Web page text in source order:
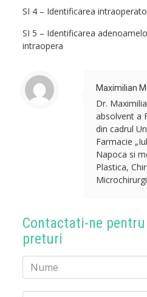
SI 4 – Identificarea
SI 5 – Identificarea
intraopera
Maximilian
Dr.
absolvent a
din cadrul
Farmacie
Napoca si
Plastica,
Contactati-ne
preturi